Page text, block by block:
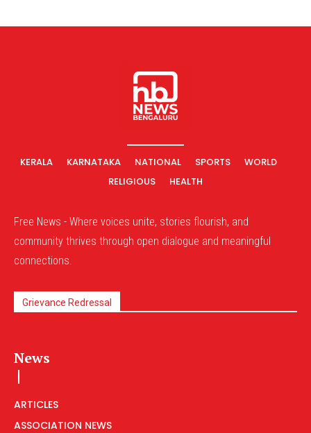
KERALA KARNATAKA NATIONAL SPORTS
WORLD
RELIGIOUS
HEALTH
Free News - Where voices unite, stories flourish, and
community thrives through open dialogue and meaningful
connections.
Grievance Redressal
News
ARTICLES
ASSOCIATION NEWS